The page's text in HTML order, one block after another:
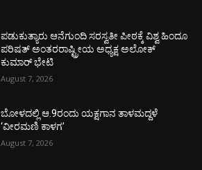
ಪಡುಕುತ್ಯಾರು ಆನೆಗುಂದಿ ಸರಸ್ವತೀ ಪೀಠಕ್ಕೆ ವಿಶ್ವ ಹಿಂದೂ
ಪರಿಷತ್ ಅಂತರರಾಷ್ಟ್ರೀಯ ಅಧ್ಯಕ್ಷ ಅಲೋಕ್
ಕುಮಾರ್ ಭೇಟಿ
August 7, 2026
ಬೋಳದಲ್ಲಿ ಆ.9ರಂದು ಯಕ್ಷಗಾನ ತಾಳಮದ್ದಳೆ
‘ವೀರಮಣಿ ಕಾಳಗ’
August 7, 2026